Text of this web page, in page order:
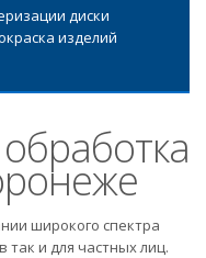
диски
изделий
широкого спектра
так и для частных лиц.